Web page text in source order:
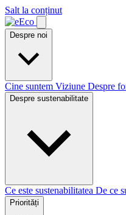
Salt la conținut
Despre noi
Cine suntem Viziune Despre
Despre sustenabilitate
Ce este sustenabilitatea De ce
Priorități